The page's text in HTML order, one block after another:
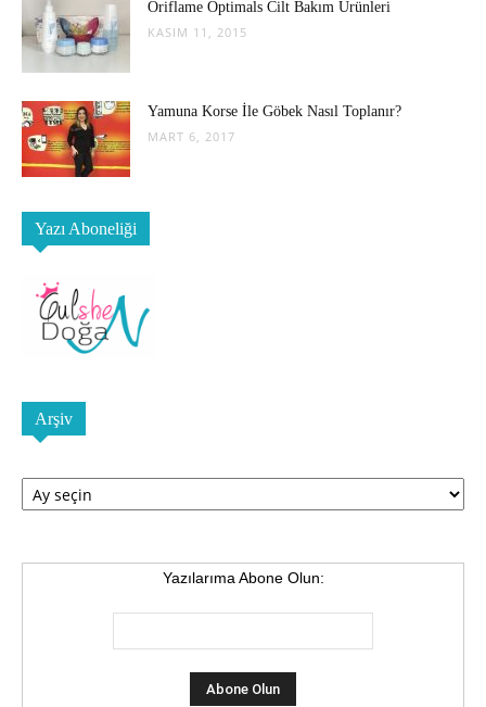
Oriflame Optimals Cilt Bakım Ürünleri
KASIM 11, 2015
Yamuna Korse İle Göbek Nasıl Toplanır?
MART 6, 2017
Yazı Aboneliği
Arşiv
Arşiv
Yazılarıma Abone Olun: